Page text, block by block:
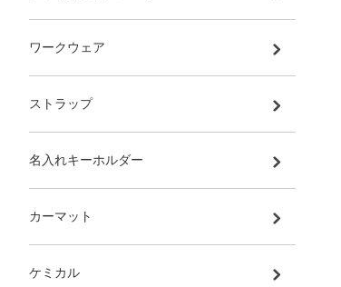
ワークウェア
ストラップ
名入れキーホルダー
カーマット
ケミカル